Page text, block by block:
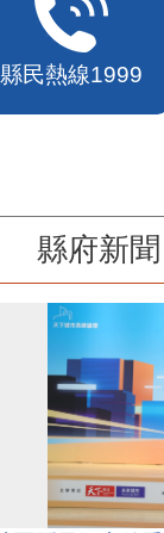
縣民熱線1999
縣府新聞